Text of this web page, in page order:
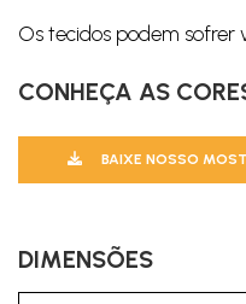
Os tecidos podem sofrer
CONHEÇA AS
BAIXE NOSSO
DIMENSÕES